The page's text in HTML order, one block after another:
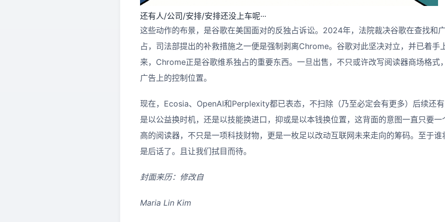
还有人/公司/安排/安排还没上车呢···
这些动作的布景，是谷歌在美国面对的反独占诉讼。2024年，法院裁决谷歌在查找和
占，司法部提出的补救措施之一便是强制剥离Chrome。谷歌对此坚决对立，并已着手
来，Chrome正是谷歌维系独占的重要东西。一旦出售，不只或许改写阅读器商场格式
广告上的控制位置。
现在， Ecosia、 OpenAI和Perplexity都已表态，不扫除（乃至必定会有更多）后续还
是以公益换时机，还是以技能换进口，抑或是以本钱换位置，这背面的意图一直只要
高的阅读器，不只是一项科技财物，更是一枚足以改动互联网未来走向的筹码。至于
是后话了。且让我们拭目而待。
封面来历：修改自
Maria Lin Kim